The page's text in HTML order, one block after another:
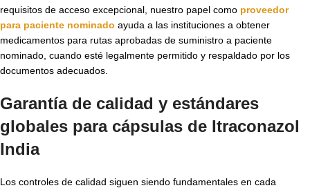
requisitos de acceso excepcional, nuestro papel como proveedor
para paciente nominado ayuda a las instituciones a obtener
medicamentos para rutas aprobadas de suministro a paciente
nominado, cuando esté legalmente permitido y respaldado por los
documentos adecuados.
Garantía de calidad y estándares
globales para cápsulas de Itraconazol
India
Los controles de calidad siguen siendo fundamentales en cada